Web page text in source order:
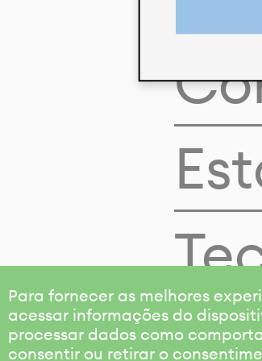
Para fornecer as melhores
acessar informações do
processar dados como
consentir ou retirar o